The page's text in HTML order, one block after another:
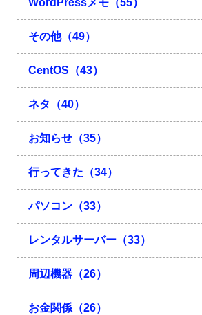
WordPressメモ（55）
その他（49）
CentOS（43）
ネタ（40）
お知らせ（35）
行ってきた（34）
パソコン（33）
レンタルサーバー（33）
周辺機器（26）
お金関係（26）